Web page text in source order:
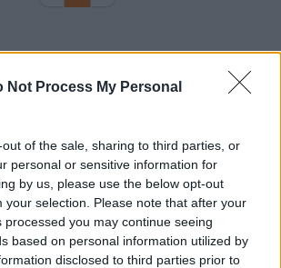
Not Process My Personal
of the sale, sharing to third parties, or
personal or sensitive information for
by us, please use the below opt-out
your selection. Please note that after your
processed you may continue seeing
based on personal information utilized by
disclosed to third parties prior to